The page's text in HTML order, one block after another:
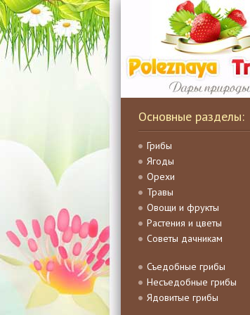
Основные разделы:
Грибы
Ягоды
Орехи
Травы
Овощи и фрукты
Растения и цветы
Советы дачникам
Съедобные грибы
Несъедобные грибы
Ядовитые грибы